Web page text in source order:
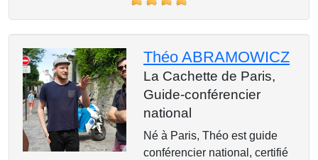
Théo ABRAMOWICZ
La Cachette de Paris,
Guide-conférencier
national
Né à Paris, Théo est guide
conférencier national, certifié